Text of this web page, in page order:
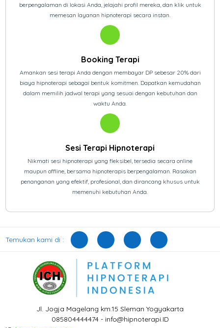
berpengalaman di lokasi Anda, jelajahi profil mereka, dan klik untuk
memesan layanan hipnoterapi secara instan.
Booking Terapi
Amankan sesi terapi Anda dengan membayar DP sebesar 20% dari
biaya hipnoterapi sebagai bentuk komitmen. Dapatkan kemudahan
dalam memilih jadwal terapi yang sesuai dengan kebutuhan dan
waktu Anda.
Sesi Terapi Hipnoterapi
Nikmati sesi hipnoterapi yang fleksibel, tersedia secara online
maupun offline, bersama hipnoterapis berpengalaman. Rasakan
penanganan yang efektif, profesional, dan dirancang khusus untuk
memenuhi kebutuhan Anda.
Temukan kami di :
Jl. Jogja Magelang km.15 Sleman Yogyakarta
085804444474 - info@hipnoterapi.ID